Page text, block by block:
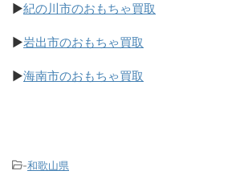
▶紀の川市のおもちゃ買取
▶岩出市のおもちゃ買取
▶海南市のおもちゃ買取
-和歌山県